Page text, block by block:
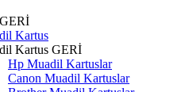
GERİ
Kartus
Kartus GERİ
Hp Muadil Kartuslar
Canon Muadil Kartuslar